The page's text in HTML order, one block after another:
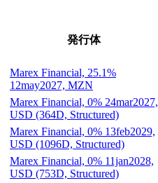
発行体
Marex Financial, 25.1%
12may2027, MZN
Marex Financial, 0% 24mar2027,
USD (364D, Structured)
Marex Financial, 0% 13feb2029,
USD (1096D, Structured)
Marex Financial, 0% 11jan2028,
USD (753D, Structured)